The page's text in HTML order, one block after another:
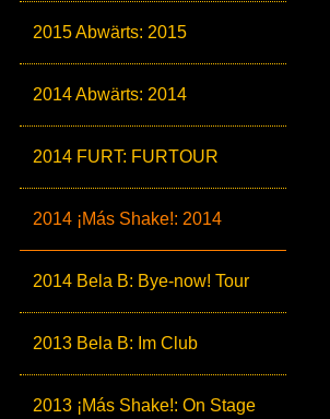
2015 Abwärts: 2015
2014 Abwärts: 2014
2014 FURT: FURTOUR
2014 ¡Más Shake!: 2014
2014 Bela B: Bye-now! Tour
2013 Bela B: Im Club
2013 ¡Más Shake!: On Stage